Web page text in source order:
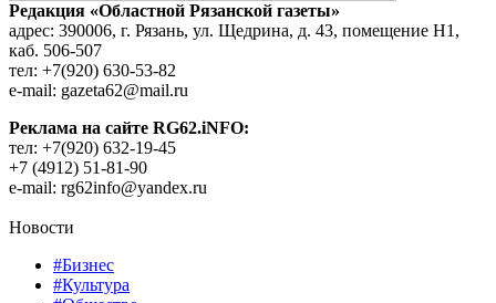
Редакция «Областной Рязанской газеты»
адрес: 390006, г. Рязань, ул. Щедрина, д. 43, помещение Н1,
каб. 506-507
тел: +7(920) 630-53-82
e-mail: gazeta62@mail.ru
Реклама на сайте RG62.iNFO:
тел: +7(920) 632-19-45
+7 (4912) 51-81-90
e-mail: rg62info@yandex.ru
Новости
#Бизнес
#Культура